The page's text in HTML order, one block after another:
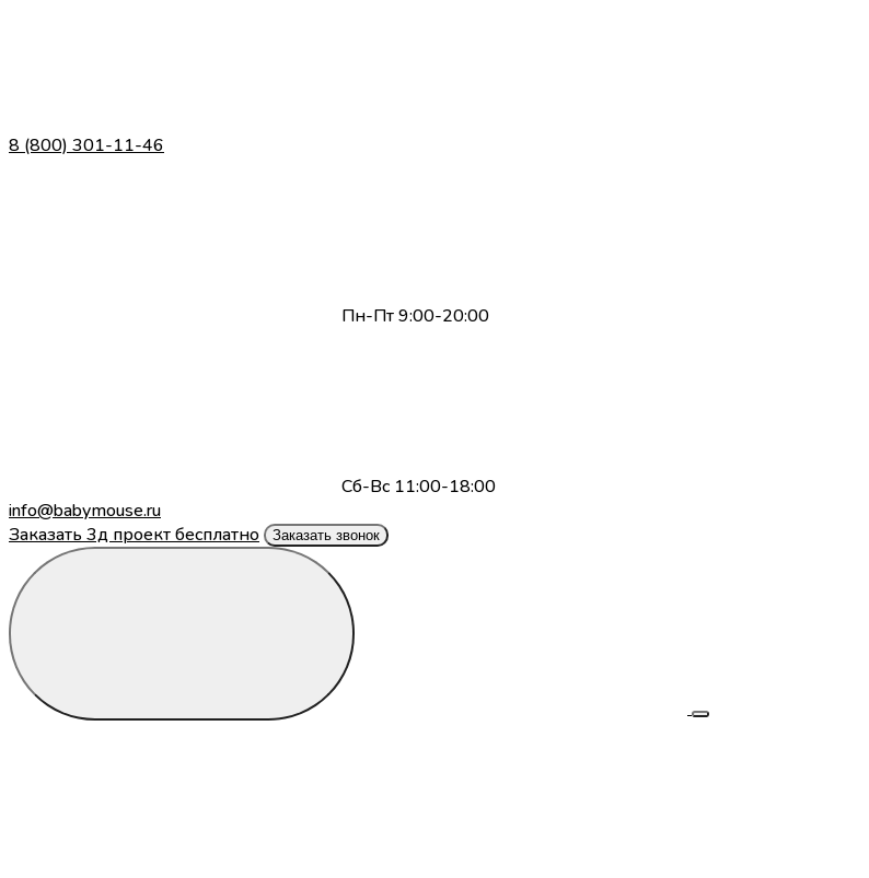
8 (800) 301-11-46
Пн-Пт 9:00-20:00
Сб-Вс 11:00-18:00
info@babymouse.ru
Заказать 3д проект бесплатно
Заказать звонок